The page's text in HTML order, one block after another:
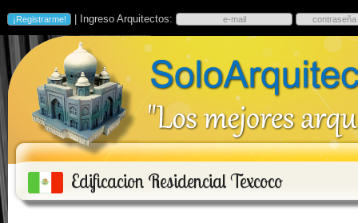
| Ingreso Arquitectos:
Edificacion Residencial Texcoco